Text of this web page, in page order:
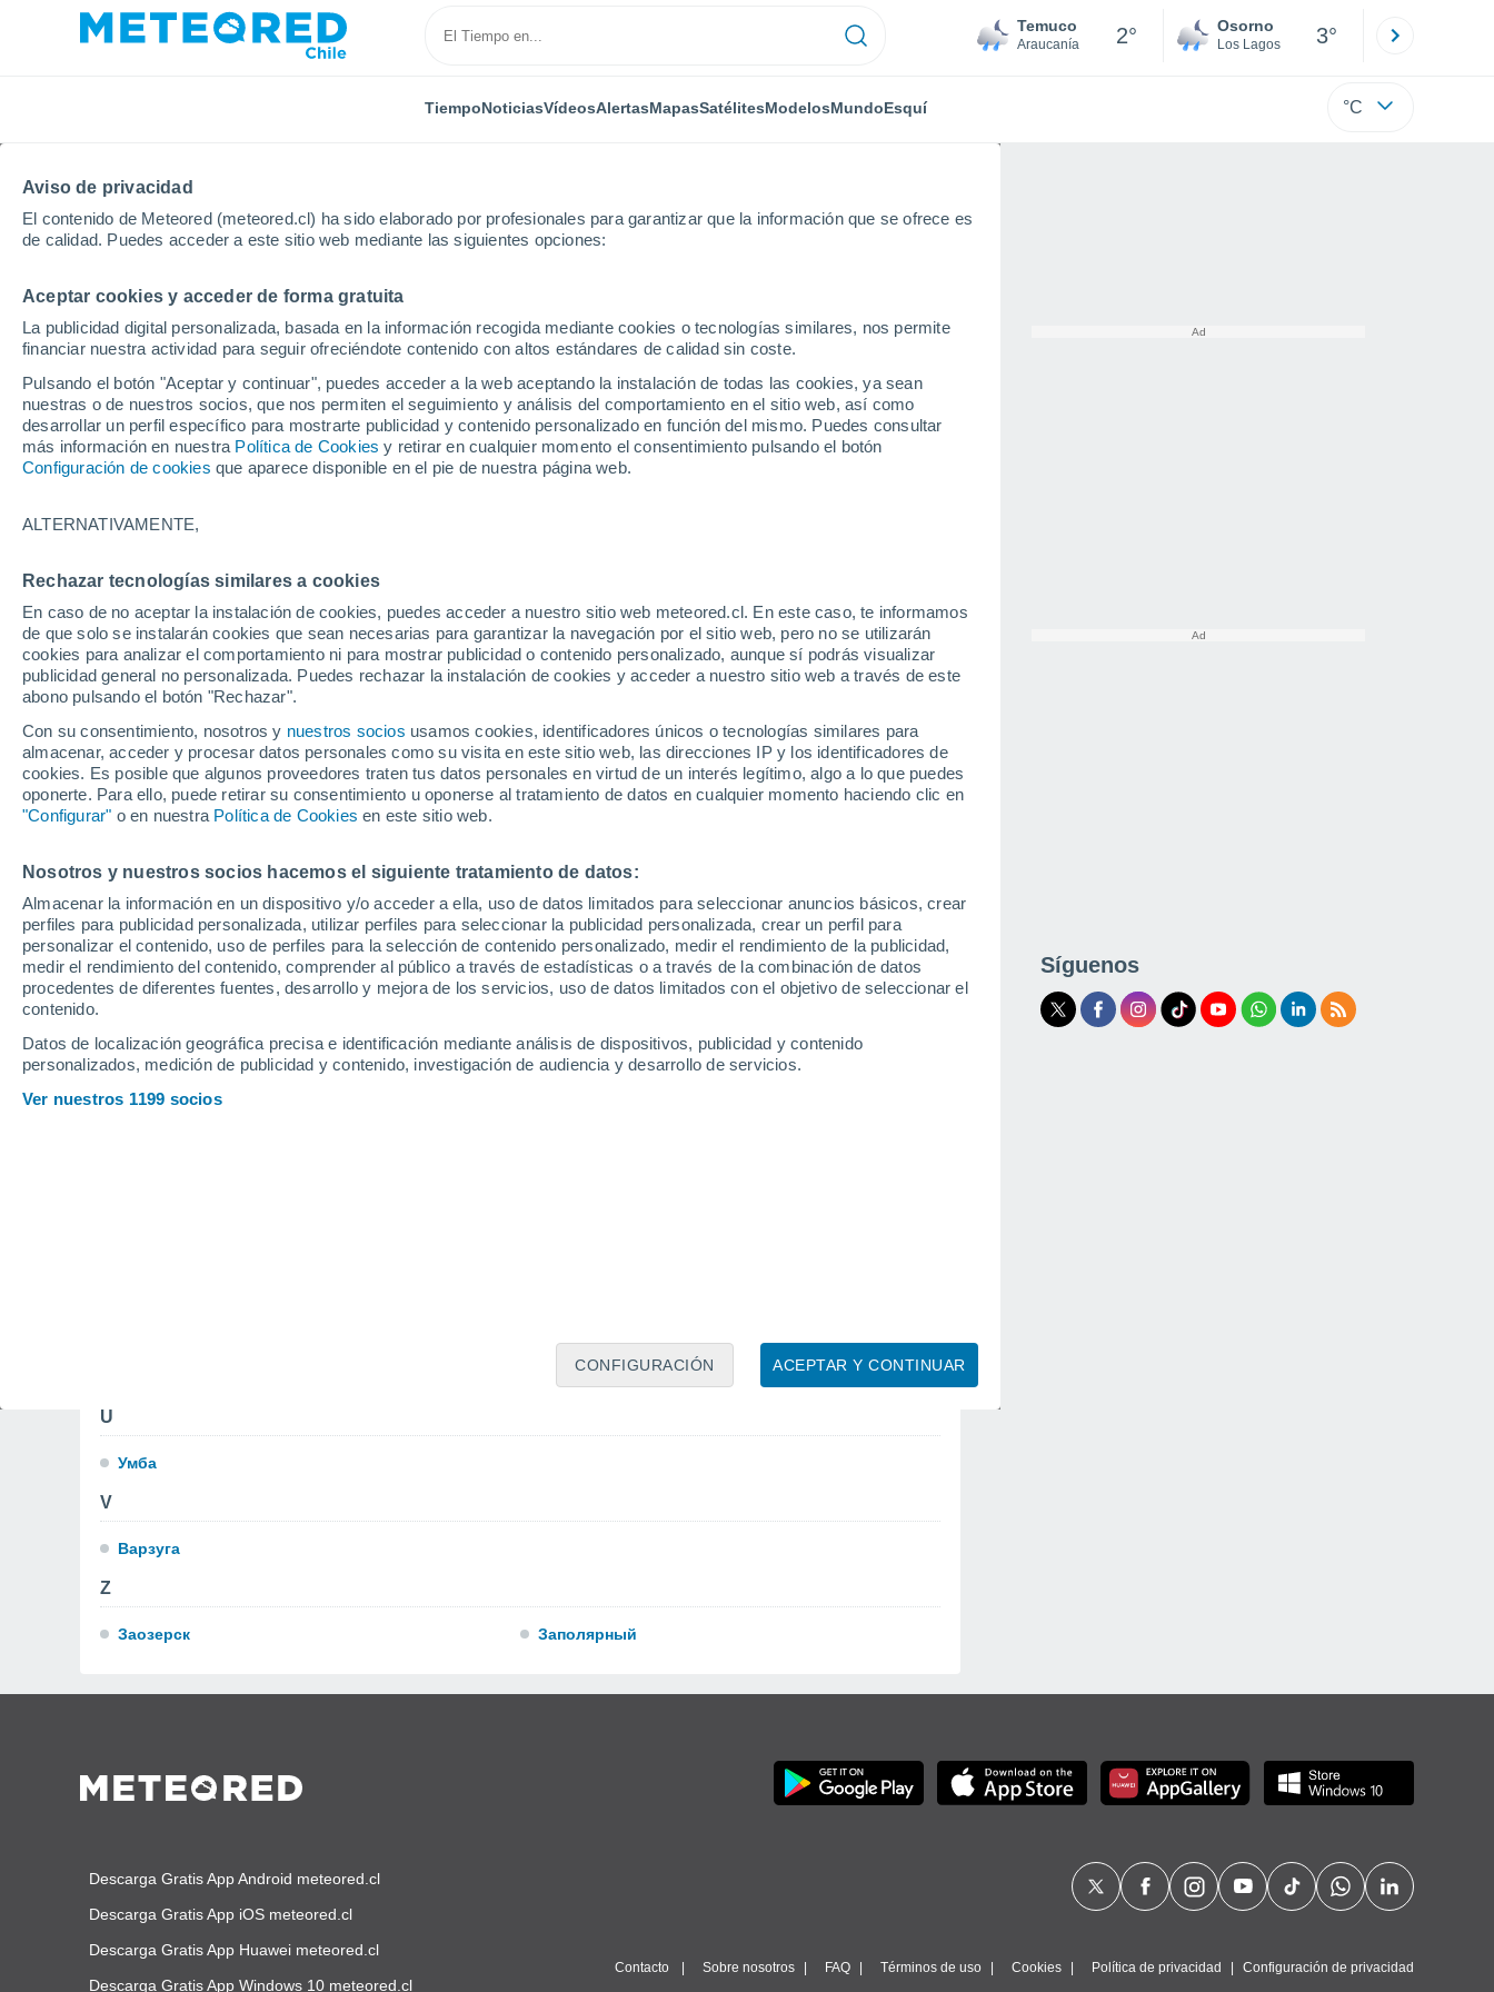
Aviso de privacidad
El contenido de Meteored (meteored.cl) ha sido elaborado por profesionales para garantizar que la información que se ofrece es
de calidad. Puedes acceder a este sitio web mediante las siguientes opciones:
Aceptar cookies y acceder de forma gratuita
La publicidad digital personalizada, basada en la información recogida mediante cookies o tecnologías similares, nos permite
financiar nuestra actividad para seguir ofreciéndote contenido con altos estándares de calidad sin coste.
Pulsando el botón "Aceptar y continuar", puedes acceder a la web aceptando la instalación de todas las cookies, ya sean
nuestras o de nuestros socios, que nos permiten el seguimiento y análisis del comportamiento en el sitio web, así como
desarrollar un perfil específico para mostrarte publicidad y contenido personalizado en función del mismo. Puedes consultar
más información en nuestra Política de Cookies y retirar en cualquier momento el consentimiento pulsando el botón
Configuración de cookies que aparece disponible en el pie de nuestra página web.
ALTERNATIVAMENTE,
Rechazar tecnologías similares a cookies
En caso de no aceptar la instalación de cookies, puedes acceder a nuestro sitio web meteored.cl. En este caso, te informamos
de que solo se instalarán cookies que sean necesarias para garantizar la navegación por el sitio web, pero no se utilizarán
cookies para analizar el comportamiento ni para mostrar publicidad o contenido personalizado, aunque sí podrás visualizar
publicidad general no personalizada. Puedes rechazar la instalación de cookies y acceder a nuestro sitio web a través de este
abono pulsando el botón "Rechazar".
Con su consentimiento, nosotros y nuestros socios usamos cookies, identificadores únicos o tecnologías similares para
almacenar, acceder y procesar datos personales como su visita en este sitio web, las direcciones IP y los identificadores de
cookies. Es posible que algunos proveedores traten tus datos personales en virtud de un interés legítimo, algo a lo que puedes
oponerte. Para ello, puede retirar su consentimiento u oponerse al tratamiento de datos en cualquier momento haciendo clic en
"Configurar" o en nuestra Política de Cookies en este sitio web.
Nosotros y nuestros socios hacemos el siguiente tratamiento de datos:
Almacenar la información en un dispositivo y/o acceder a ella, uso de datos limitados para seleccionar anuncios básicos, crear
perfiles para publicidad personalizada, utilizar perfiles para seleccionar la publicidad personalizada, crear un perfil para
personalizar el contenido, uso de perfiles para la selección de contenido personalizado, medir el rendimiento de la publicidad,
medir el rendimiento del contenido, comprender al público a través de estadísticas o a través de la combinación de datos
procedentes de diferentes fuentes, desarrollo y mejora de los servicios, uso de datos limitados con el objetivo de seleccionar el
contenido.
Datos de localización geográfica precisa e identificación mediante análisis de dispositivos, publicidad y contenido
personalizados, medición de publicidad y contenido, investigación de audiencia y desarrollo de servicios.
Ver nuestros 1199 socios
ACEPTAR Y CONTINUAR
CONFIGURACIÓN
Temuco
Araucanía 2° Osorno
Los Lagos 3°
TiempoNoticiasVídeosAlertasMapasSatélitesModelosMundoEsquí °C
Inicio Rusia Óblast de Múrmansk Localidades
El tiempo en todas las ciudades del Óblast de
Múrmansk
Todas las localidades del Óblast de Múrmansk
Африканда
Алакуртти
Апатиты
B
Белое Море
K
Кандалакша
Кола
L
Ловозеро Луостари
Мончегорск Мурманск
U
Умба
V
Варзуга
Z
Заозерск Заполярный
Síguenos
Descarga Gratis App Android meteored.cl
Descarga Gratis App iOS meteored.cl
Descarga Gratis App Huawei meteored.cl
Descarga Gratis App Windows 10 meteored.cl
Contacto Sobre nosotros FAQ Términos de uso Cookies Política de privacidad Configuración de privacidad